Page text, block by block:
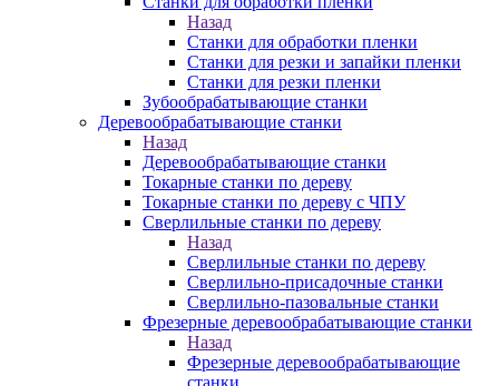
Назад
Станки для обработки пленки
Станки для резки и запайки пленки
Станки для резки пленки
Зубообрабатывающие станки
Деревообрабатывающие станки
Назад
Деревообрабатывающие станки
Токарные станки по дереву
Токарные станки по дереву с ЧПУ
Сверлильные станки по дереву
Назад
Сверлильные станки по дереву
Сверлильно-присадочные станки
Сверлильно-пазовальные станки
Фрезерные деревообрабатывающие станки
Назад
Фрезерные деревообрабатывающие
станки